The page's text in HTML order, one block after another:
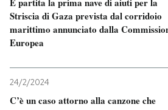
Striscia di Gaza prevista dal corridoio
marittimo annunciato dalla
Europea
24/2/2024
C’è un caso attorno alla canzone che